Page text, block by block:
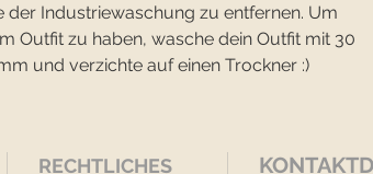
der Industriewaschung zu entfernen. Um
Outfit zu haben, wasche dein Outfit mit 30
und verzichte auf einen Trockner :)
RECHTLICHES